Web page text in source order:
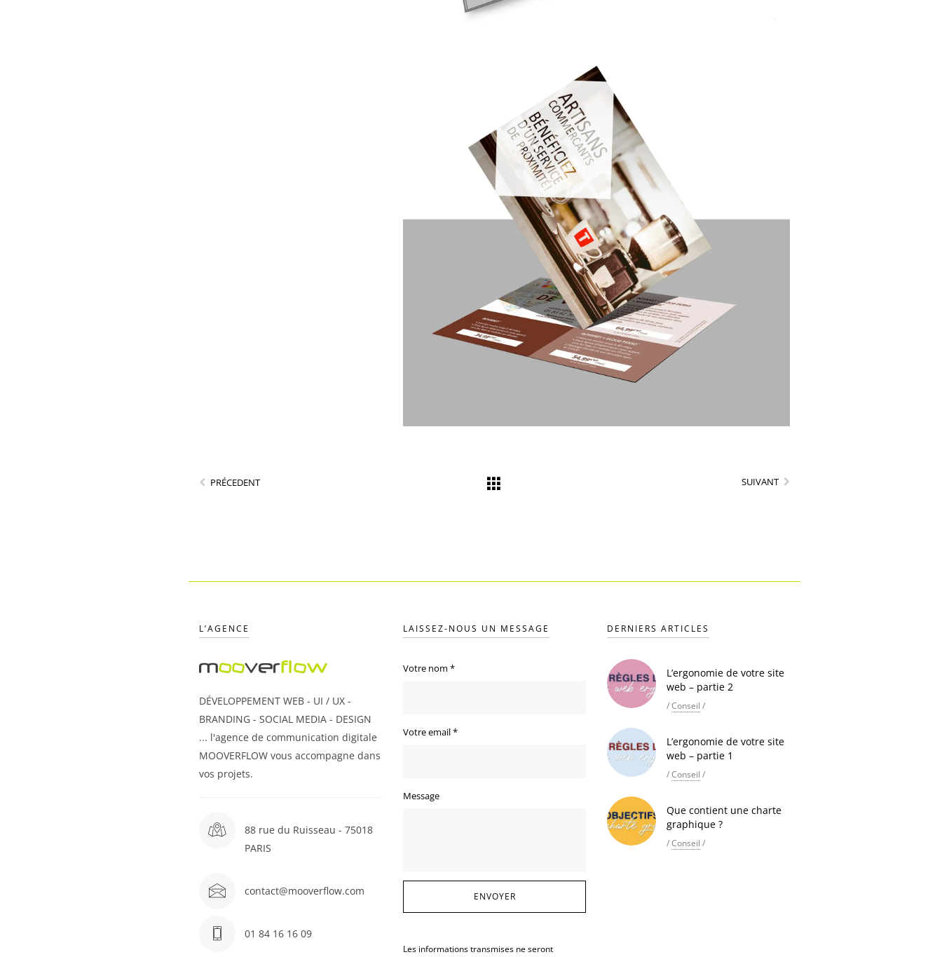
PRÉCEDENT SUIVANT
L’AGENCE
DÉVELOPPEMENT WEB - UI / UX -
BRANDING - SOCIAL MEDIA - DESIGN
... l'agence de communication digitale
MOOVERFLOW vous accompagne dans
vos projets.
88 rue du Ruisseau - 75018
PARIS
contact@mooverflow.com
01 84 16 16 09
LAISSEZ-NOUS UN MESSAGE
Votre nom *
Votre email*
Message
Les informations transmises ne seront
DERNIERS ARTICLES
L’ergonomie de votre site
web – partie 2
/Conseil /
L’ergonomie de votre site
web – partie 1
/Conseil /
Que contient une charte
graphique ?
/Conseil /